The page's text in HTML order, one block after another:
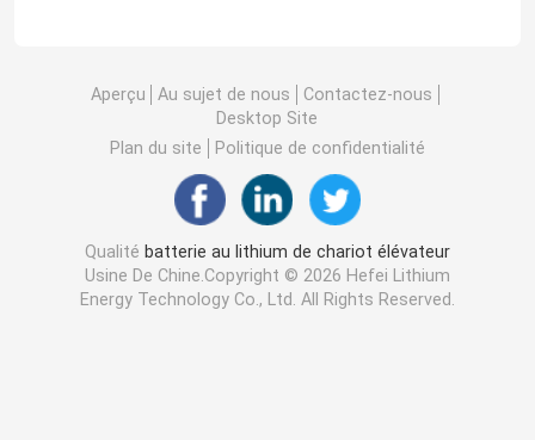
Aperçu Au sujet de nous
Contactez-nous
Desktop Site
Plan du site
Politique de confidentialité
Qualité batterie au lithium de chariot élévateur
Usine De Chine.Copyright © 2026 Hefei Lithium
Energy Technology Co., Ltd. All Rights Reserved.